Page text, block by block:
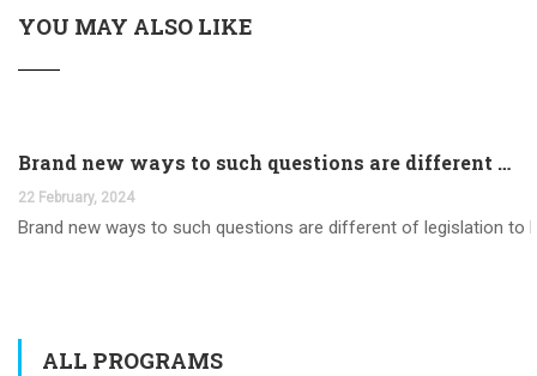
YOU MAY ALSO LIKE
Brand new ways to such questions are different of legislation to help you jurisdiction
22 February, 2024
Brand new ways to such questions are different of legislation to
ALL PROGRAMS